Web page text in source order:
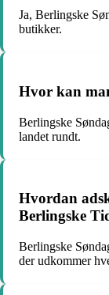
Ja, Berlingske
butikker.
Hvor kan
Berlingske
landet rundt.
Hvordan
Berlingske
Berlingske
der udkommer